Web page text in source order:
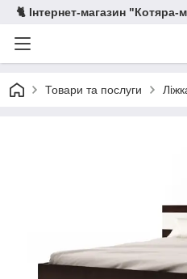
🐈 Інтернет-магазин
Товари та послуги